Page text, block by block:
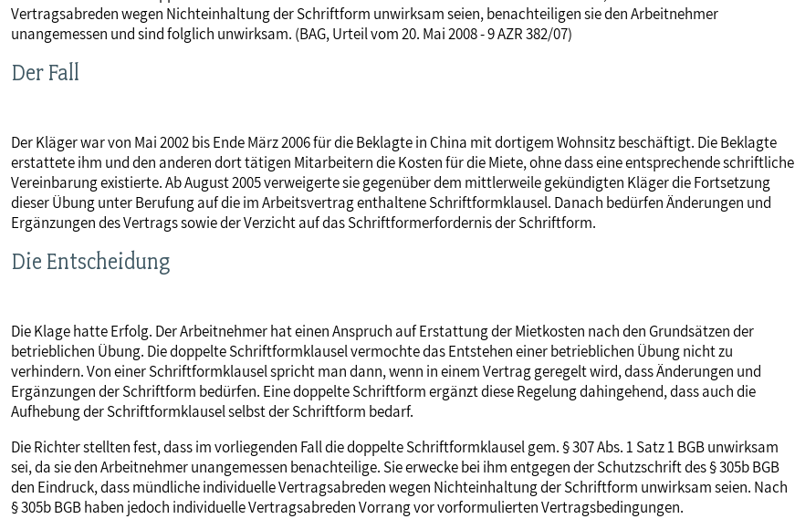
Frauen
Senioren
Versorgung
Rechtsprechung
Tarifverträge
Bildung
MITBESTIMMUNG
Akademie
Vertragsabreden wegen Nichteinhaltung der Schriftform unwirksam seien, benachteiligen sie den Arbeitnehmer
unangemessen und sind folglich unwirksam. (BAG, Urteil vom 20. Mai 2008 - 9 AZR 382/07)
Der Fall
Der Kläger war von Mai 2002 bis Ende März 2006 für die Beklagte in China mit dortigem Wohnsitz beschäftigt. Die Beklagte
erstattete ihm und den anderen dort tätigen Mitarbeitern die Kosten für die Miete, ohne dass eine entsprechende schriftliche
Vereinbarung existierte. Ab August 2005 verweigerte sie gegenüber dem mittlerweile gekündigten Kläger die Fortsetzung
dieser Übung unter Berufung auf die im Arbeitsvertrag enthaltene Schriftformklausel. Danach bedürfen Änderungen und
Ergänzungen des Vertrags sowie der Verzicht auf das Schriftformerfordernis der Schriftform.
Die Entscheidung
Die Klage hatte Erfolg. Der Arbeitnehmer hat einen Anspruch auf Erstattung der Mietkosten nach den Grundsätzen der
betrieblichen Übung. Die doppelte Schriftformklausel vermochte das Entstehen einer betrieblichen Übung nicht zu
verhindern. Von einer Schriftformklausel spricht man dann, wenn in einem Vertrag geregelt wird, dass Änderungen und
Ergänzungen der Schriftform bedürfen. Eine doppelte Schriftform ergänzt diese Regelung dahingehend, dass auch die
Aufhebung der Schriftformklausel selbst der Schriftform bedarf.
Die Richter stellten fest, dass im vorliegenden Fall die doppelte Schriftformklausel gem. § 307 Abs. 1 Satz 1 BGB unwirksam
sei, da sie den Arbeitnehmer unangemessen benachteilige. Sie erwecke bei ihm entgegen der Schutzschrift des § 305b BGB
den Eindruck, dass mündliche individuelle Vertragsabreden wegen Nichteinhaltung der Schriftform unwirksam seien. Nach
§ 305b BGB haben jedoch individuelle Vertragsabreden Vorrang vor vorformulierten Vertragsbedingungen.